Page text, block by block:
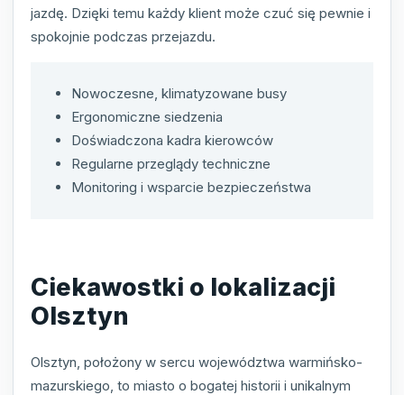
jazdę. Dzięki temu każdy klient może czuć się pewnie i
spokojnie podczas przejazdu.
Nowoczesne, klimatyzowane busy
Ergonomiczne siedzenia
Doświadczona kadra kierowców
Regularne przeglądy techniczne
Monitoring i wsparcie bezpieczeństwa
Ciekawostki o lokalizacji
Olsztyn
Olsztyn, położony w sercu województwa warmińsko-
mazurskiego, to miasto o bogatej historii i unikalnym